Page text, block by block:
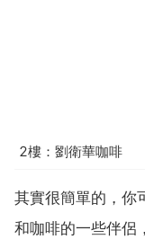
2樓：劉衛華咖啡
其實很簡單的，你
和咖啡的一些伴侶